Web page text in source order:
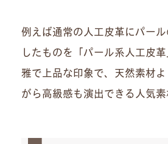
例えば通常の人工皮革にパー
したものを「パール系人工皮
雅で上品な印象で、天然素材
がら高級感も演出できる人気素